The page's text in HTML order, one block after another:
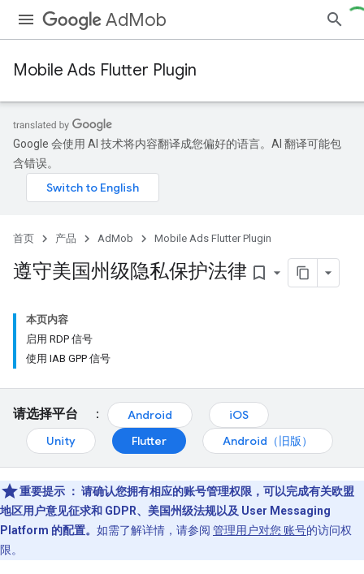
AdMob
Mobile Ads Flutter Plugin
Google 会使用 AI 技术将内容翻译成您偏好的语言。AI 翻译可能包
含错误。
首页 产品 AdMob Mobile Ads Flutter Plugin
遵守美国州级隐私保护法律 bookmark_border
本页内容
启用 RDP 信号
使用 IAB GPP 信号
请选择平台 ： Android
iOS
Unity
Flutter Android（旧版）
重要提示 ： 请确认您拥有相应的账号管理权限，可以完成有关欧盟
地区用户意见征求和 GDPR、美国州级法规以及 User Messaging
Platform 的配置。 如需了解详情，请参阅 管理用户对您 账号的访问权
限。